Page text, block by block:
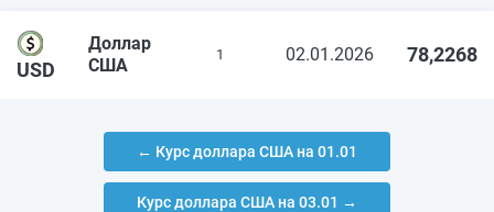
USD
Доллар
США
1 02.01.2026 78,2268
← Курс доллара США на 01.01
Курс доллара США на 03.01 →